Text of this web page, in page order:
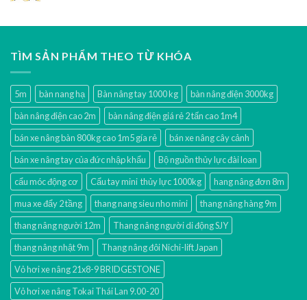
TÌM SẢN PHẨM THEO TỪ KHÓA
5m bàn nang hạ Bàn nâng tay 1000 kg
bàn nâng điện 3000kg
bàn nâng điện cao 2m
bàn nâng điện giá rẻ 2 tấn cao 1m4
bán xe nâng bàn 800kg cao 1m5 gía rẻ
bán xe nâng cây cảnh
bán xe nâng tay của đức nhập khẩu
Bộ nguồn thủy lực đài loan
cẩu móc động cơ
Cẩu tay mini thủy lực 1000kg
hang nâng đơn 8m
mua xe đẩy 2 tầng
thang nang sieu nho mini
thang nâng hàng 9m
thang nâng người 12m
Thang nâng người di động SJY
thang nâng nhật 9m
Thang nâng đôi Nichi-lift Japan
Vỏ hơi xe nâng 21x8-9 BRIDGESTONE
Vỏ hơi xe nâng Tokai Thái Lan 9.00-20